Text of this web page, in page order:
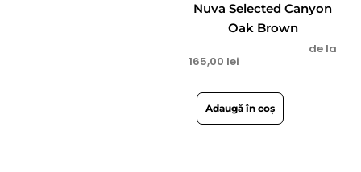
Nuva Selected Canyon
Oak Brown
de la
165,00 lei
Adaugă în coș